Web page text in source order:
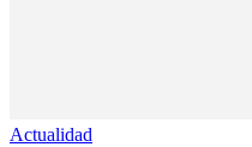
Actualidad